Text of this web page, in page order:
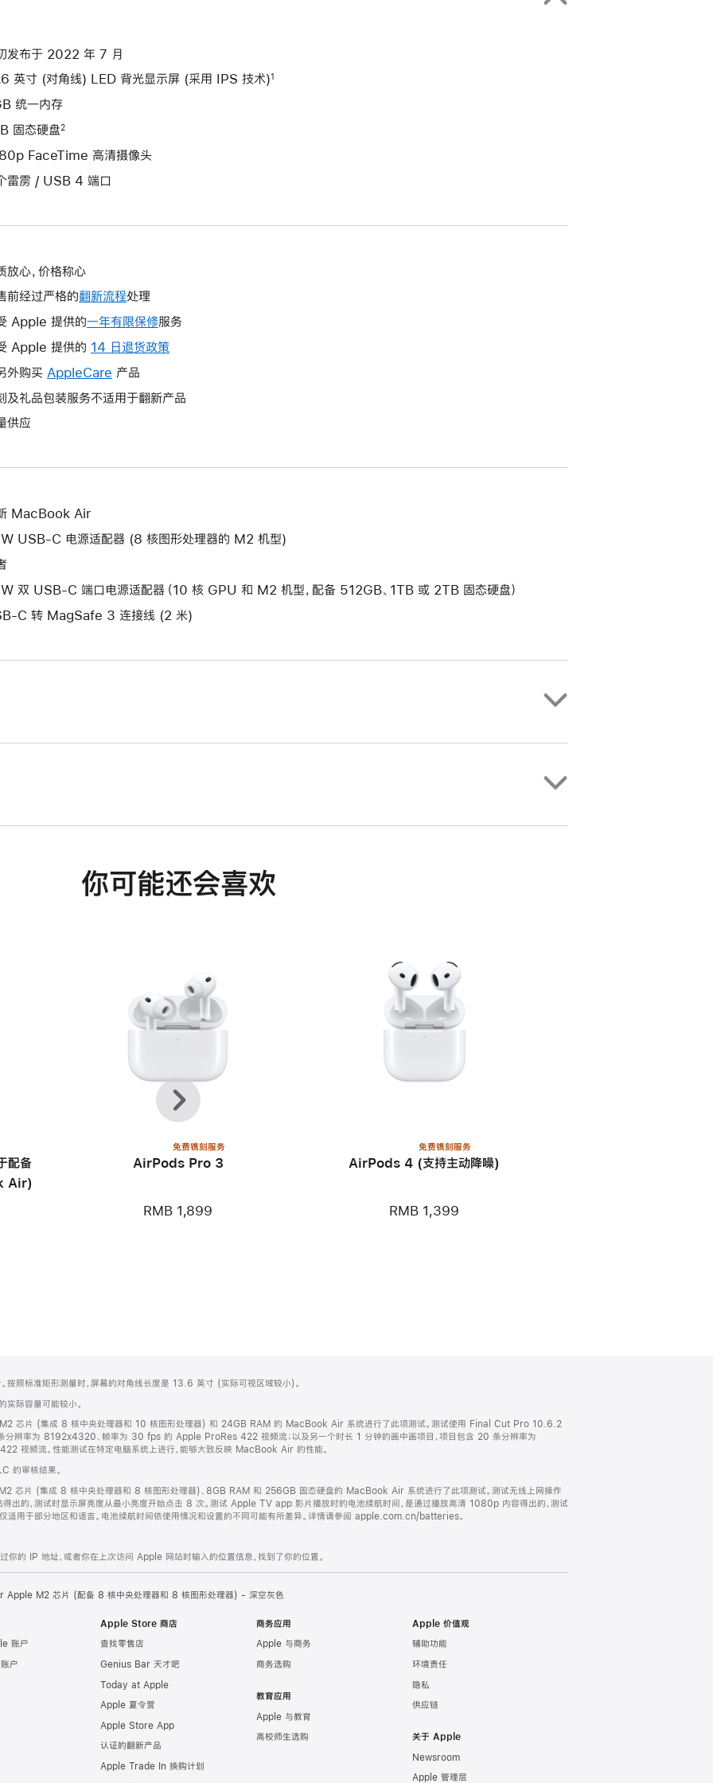
发布于 2022 年 7 月
英寸 (对角线) LED 背光显示屏 (采用 IPS 技术)1
统一内存
固态硬盘 2
FaceTime 高清摄像头
雷雳 / USB 4 端口
放心，价格称心
前经过严格的翻新流程处理
Apple 提供的一年有限保修此
操
打
服务
Apple 提供的 14 日退货政策
将
新
外购买 AppleCare 此
操
开
窗
产品
及礼品包装服务不适用于翻新产品
供应
MacBook Air
USB-C 电源适配器 (8 核图形处理器的 M2 机型)
双 USB-C 端口电源适配器（10 核 GPU 和 M2 机型，配备 512GB、1TB 或 2TB 固态硬盘）
C 转 MagSafe 3 连接线 (2 米)
你可能还会喜欢
配备
Air)
免费镌刻服务
AirPods Pro 3
RMB 1,899
免费镌刻服务
AirPods 4 (支持主动降噪)
RMB 1,399
上
一
个
下
一
个
照标准矩形测量时，屏幕的对角线长度是 13.6 英寸 (实际可视区域较小)。
际容量可能较小。
芯片 (集成 8 核中央处理器和 10 核图形处理器) 和 24GB RAM 的 MacBook Air 系统进行了此项测试。测试使用 Final Cut Pro 10.6.2
分辨率为 8192x4320、帧率为 30 fps 的 Apple ProRes 422 视频流；以及另一个时长 1 分钟的画中画项目，项目包含 20 条分辨率为
频流。性能测试在特定电脑系统上进行，能够大致反映 MacBook Air 的性能。
的审核结果。
芯片 (集成 8 核中央处理器和 8 核图形处理器)、8GB RAM 和 256GB 固态硬盘的 MacBook Air 系统进行了此项测试。测试无线上网操作
出的，测试时显示屏亮度从最小亮度开始点击 8 次。测试 Apple TV app 影片播放时的电池续航时间，是通过播放高清 1080p 内容得出的，测试
适用于部分地区和语言。电池续航时间依使用情况和设置的不同可能有所差异。详情请参阅 apple.com.cn/batteries。
你的 IP 地址，或者你在上次访问 Apple 网站时输入的位置信息，找到了你的位置。
M2 芯片 (配备 8 核中央处理器和 8 核图形处理器) - 深空灰色
账户
户
Apple Store 商店
查找零售店
Genius Bar 天才吧
Today at Apple
Apple 夏令营
Apple Store App
认证的翻新产品
Apple Trade In 换购计划
商务应用
Apple 与商务
商务选购
教育应用
Apple 与教育
高校师生选购
Apple 价值观
辅助功能
环境责任
隐私
供应链
关于 Apple
Newsroom
Apple 管理层